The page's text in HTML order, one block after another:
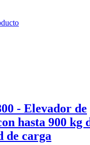
- Elevador de
hasta 900 kg
de carga